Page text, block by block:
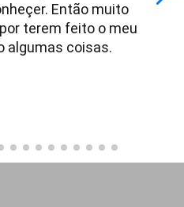
Então muito
terem feito o meu
algumas coisas.